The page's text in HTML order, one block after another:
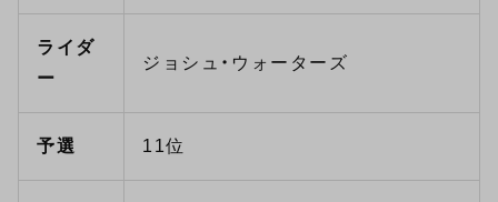
ライダ
ー
ジョシュ・ウォーターズ
予選 11位